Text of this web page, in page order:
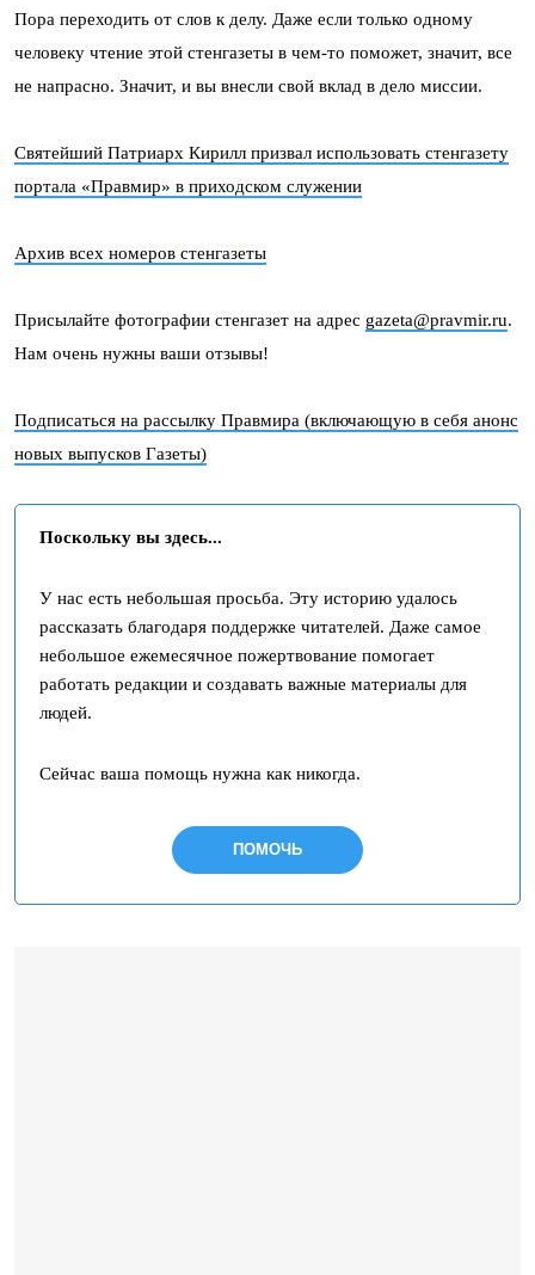
Пора переходить от слов к делу. Даже если только одному
человеку чтение этой стенгазеты в чем-то поможет, значит, все
не напрасно. Значит, и вы внесли свой вклад в дело миссии.
Святейший Патриарх Кирилл призвал использовать стенгазету
портала «Правмир» в приходском служении
Архив всех номеров стенгазеты
Присылайте фотографии стенгазет на адрес gazeta@pravmir.ru.
Нам очень нужны ваши отзывы!
Подписаться на рассылку Правмира (включающую в себя анонс
новых выпусков Газеты)
Поскольку вы здесь...
У нас есть небольшая просьба. Эту историю удалось
рассказать благодаря поддержке читателей. Даже самое
небольшое ежемесячное пожертвование помогает
работать редакции и создавать важные материалы для
людей.
Сейчас ваша помощь нужна как никогда.
ПОМОЧЬ